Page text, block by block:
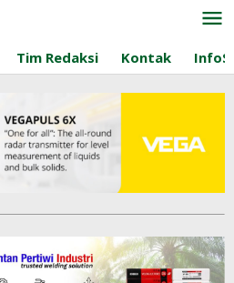
Tim Redaksi Kontak